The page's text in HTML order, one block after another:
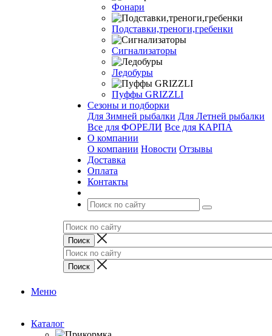
Фонари
Подставки,треноги,гребенки
Сигнализаторы
Ледобуры
Пуффы GRIZZLI
Сезоны и подборки
Для Зимней рыбалки Для Летней рыбалки
Все для ФОРЕЛИ Все для КАРПА
О компании
О компании Новости Отзывы
Доставка
Оплата
Контакты
Меню
Каталог